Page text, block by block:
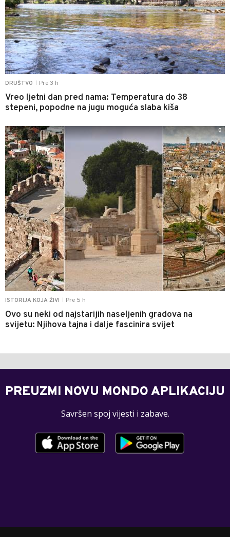
DRUŠTVO Pre 3 h
Vreo ljetni dan pred nama: Temperatura do 38
stepeni, popodne na jugu moguća slaba kiša
ISTORIJA KOJA ŽIVI Pre 5 h
Ovo su neki od najstarijih naseljenih gradova na
svijetu: Njihova tajna i dalje fascinira svijet
0
PREUZMI NOVU MONDO APLIKACIJU
Savršen spoj vijesti i zabave.